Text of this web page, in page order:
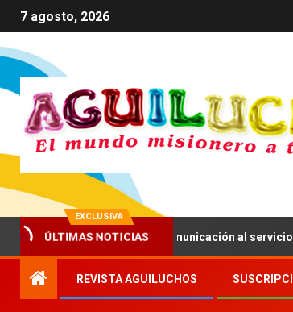
7 agosto, 2026
EXCLUSIVA
ÚLTIMAS NOTICIAS
anima a impulsar una comunicación al servicio del
REVISTA AGUILUCHOS